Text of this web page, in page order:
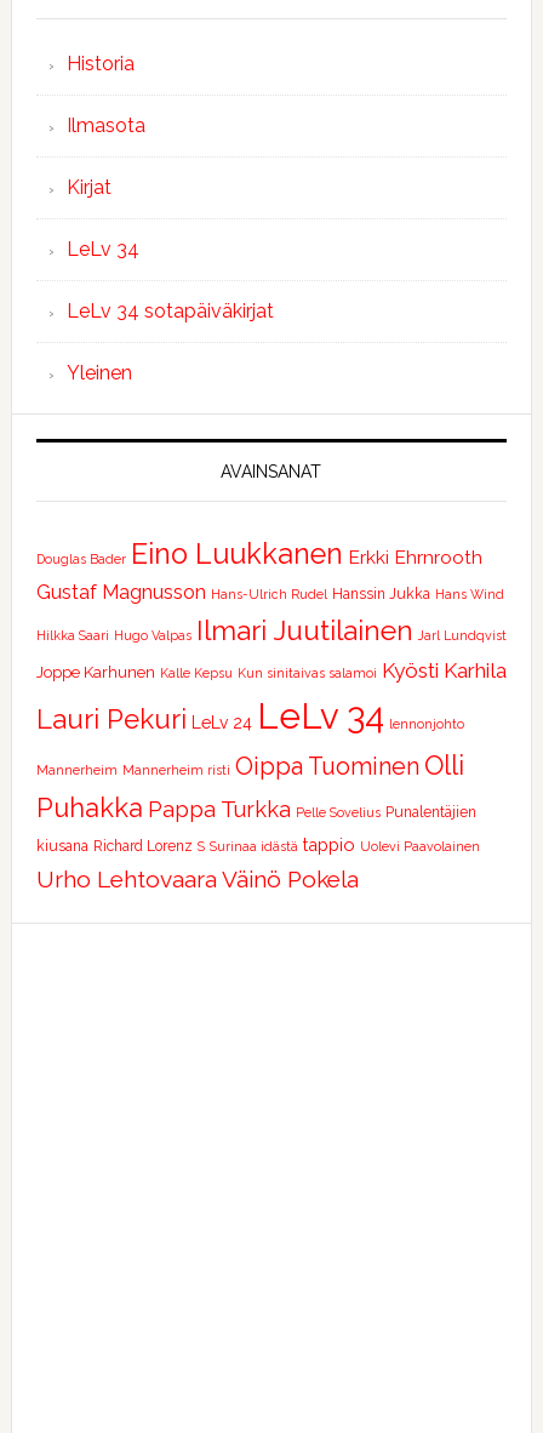
Historia
Ilmasota
Kirjat
LeLv 34
LeLv 34 sotapäiväkirjat
Yleinen
AVAINSANAT
Douglas Bader Eino Luukkanen Erkki Ehrnrooth
Gustaf Magnusson Hans-Ulrich Rudel Hanssin Jukka Hans Wind
Hilkka Saari Hugo Valpas Ilmari Juutilainen Jarl Lundqvist
Joppe Karhunen Kalle Kepsu Kun sinitaivas salamoi Kyösti Karhila
Lauri Pekuri LeLv 24 LeLv 34 lennonjohto
Mannerheim Mannerheim risti Oippa Tuominen Olli
Puhakka Pappa Turkka Pelle Sovelius Punalentäjien
kiusana Richard Lorenz S Surinaa idästä tappio Uolevi Paavolainen
Urho Lehtovaara Väinö Pokela